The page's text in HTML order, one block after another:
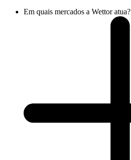
Em quais mercados a Wettor atua?